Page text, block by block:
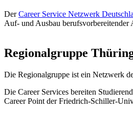
DerCareer Service Netzwerk
Auf- und Ausbau
Regionalgruppe
Die Regionalgruppe ist ein Netzwerk
Die Career Services bereiten
Career Point der Friedrich-Schiller-